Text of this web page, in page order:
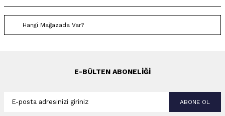
Hangi Mağazada Var?
E-BÜLTEN ABONELIĞI
ABONE OL